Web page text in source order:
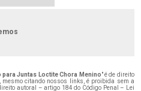
para Juntas Loctite Chora Menino" é de direito
mesmo citando nossos links, é proibida sem a
autoral – artigo 184 do Código Penal –
Lei